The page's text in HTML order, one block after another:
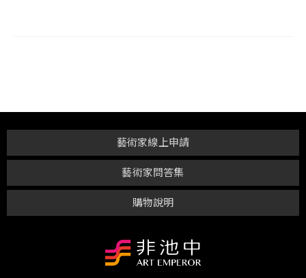
購物說明
藝術家問答集
藝術家線上申請